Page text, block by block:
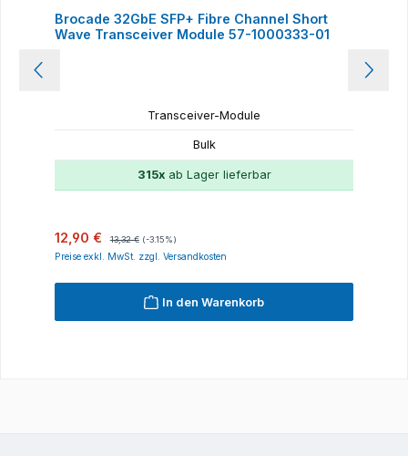
Brocade 32GbE SFP+ Fibre Channel Short
Wave Transceiver Module 57-1000333-01
Transceiver-Module
Bulk
315xab Lager lieferbar
Verkaufspreis:
12,90 € Regulärer Preis:
13,32 € (-3.15%)
Preise exkl. MwSt. zzgl. Versandkosten
In den Warenkorb